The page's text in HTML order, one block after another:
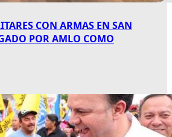
CON ARMAS EN SAN
POR AMLO COMO